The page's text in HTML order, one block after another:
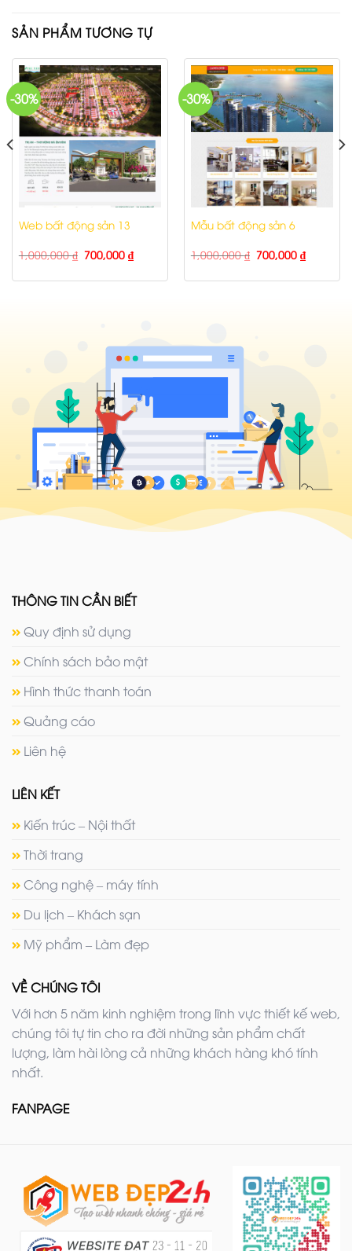
SẢN PHẨM TƯƠNG TỰ
-30%
Web bất động sản 13
1,000,000₫ 700,000 ₫
-30%
Mẫu bất động sản 6
1,000,000₫ 700,000 ₫
THÔNG TIN CẦN BIẾT
Quy định sử dụng
Chính sách bảo mật
Hình thức thanh toán
Quảng cáo
Liên hệ
LIÊN KẾT
Kiến trúc – Nội thất
Thời trang
Công nghệ – máy tính
Du lịch – Khách sạn
Mỹ phẩm – Làm đẹp
VỀ CHÚNG TÔI
Với hơn 5 năm kinh nghiệm trong lĩnh vực thiết kế web,
chúng tôi tự tin cho ra đời những sản phẩm chất
lượng, làm hài lòng cả những khách hàng khó tính
nhất.
FANPAGE